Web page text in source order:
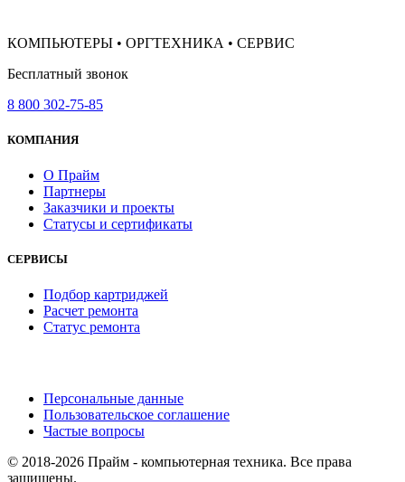
КОМПЬЮТЕРЫ • ОРГТЕХНИКА • СЕРВИС
Бесплатный звонок
8 800 302-75-85
КОМПАНИЯ
О Прайм
Партнеры
Заказчики и проекты
Статусы и сертификаты
СЕРВИСЫ
Подбор картриджей
Расчет ремонта
Статус ремонта
Персональные данные
Пользовательское соглашение
Частые вопросы
© 2018-2026 Прайм - компьютерная техника. Все права
защищены.